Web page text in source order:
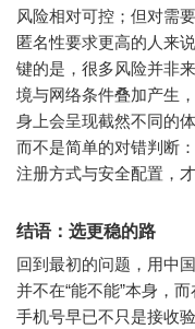
风险相对可控；但对需
匿名性要求更高的人来
键的是，很多风险并非
境与网络条件叠加产生
身上会呈现截然不同的
而不是简单的对错判断
注册方式与安全配置，
结语：选更稳的路
回到最初的问题，用中
并不在“能不能”本身，
手机号早已不只是接收